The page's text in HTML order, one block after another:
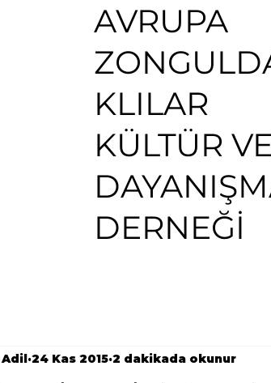
AVRUPA
KLILAR
KÜLTÜR VE
DERNEĞİ
Adil 24 Kas 2015 2 dakikada okunur